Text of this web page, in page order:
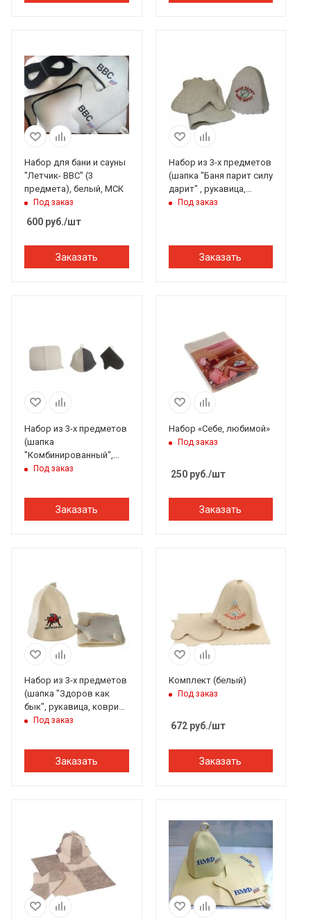
Набор для бани и сауны
"Летчик- ВВС" (3
предмета), белый, МСК
Под заказ
600 руб./шт
Заказать
Набор из 3-х предметов
(шапка "Баня парит силу
дарит" , рукавица,
коврик) Бацькина баня
Под заказ
Заказать
Набор из 3-х предметов
(шапка
"Комбинированный",
рукавица, коврик)
Под заказ
Заказать
Набор «Себе, любимой»
Под заказ
250руб./шт
Заказать
Набор из 3-х предметов
(шапка "Здоров как
бык", рукавица, коврик)
Бацькина баня
Под заказ
Заказать
Комплект (белый)
Под заказ
672руб./шт
Заказать